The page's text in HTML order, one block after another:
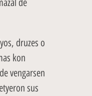
druzes o
kon
vengarsen
sus